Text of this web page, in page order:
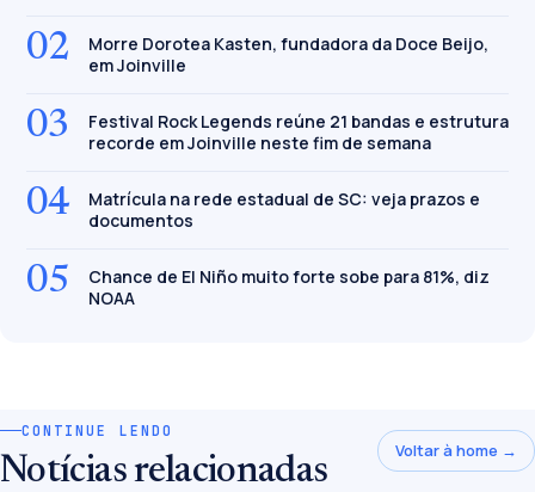
02
Morre Dorotea Kasten, fundadora da Doce Beijo,
em Joinville
03
Festival Rock Legends reúne 21 bandas e estrutura
recorde em Joinville neste fim de semana
04
Matrícula na rede estadual de SC: veja prazos e
documentos
05
Chance de El Niño muito forte sobe para 81%, diz
NOAA
CONTINUE LENDO
Notícias relacionadas
Voltar à home →